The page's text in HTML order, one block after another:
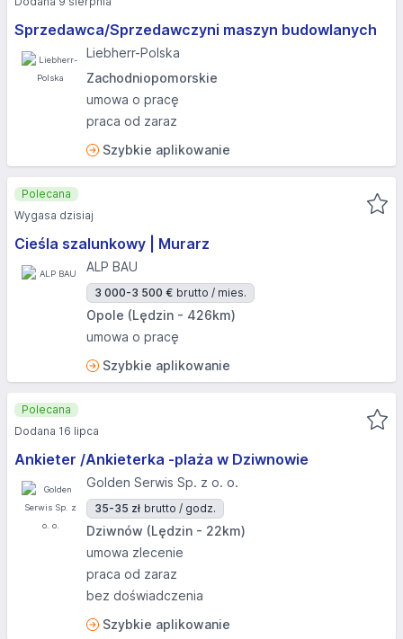
Sprzedawca/Sprzedawczyni maszyn budowlanych
Liebherr-Polska
Zachodniopomorskie
umowa o pracę
praca od zaraz
Szybkie aplikowanie
Cieśla szalunkowy | Murarz
ALP BAU
3 000-3 500 € brutto / mies.
Opole (Lędzin - 426km)
umowa o pracę
Szybkie aplikowanie
Polecana
Wygasa dzisiaj
Ankieter /Ankieterka -plaża w Dziwnowie
Golden Serwis Sp. z o. o.
35-35 zł brutto / godz.
Dziwnów (Lędzin - 22km)
umowa zlecenie
praca od zaraz
bez doświadczenia
Szybkie aplikowanie
Polecana
Dodana 16 lipca